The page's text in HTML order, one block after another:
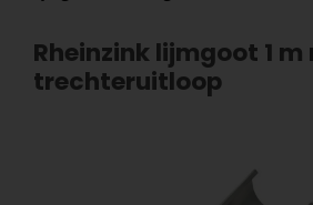
Rheinzink lijmgoot 1
trechteruitloop